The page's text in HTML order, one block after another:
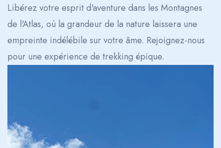
Libérez votre esprit d'aventure dans les Montagnes
de l'Atlas, où la grandeur de la nature laissera une
empreinte indélébile sur votre âme. Rejoignez-nous
pour une expérience de trekking épique.